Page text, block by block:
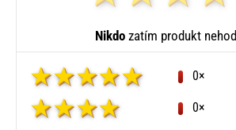
Nikdozatím produkt
0×
0×